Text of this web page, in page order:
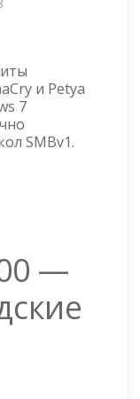
и Petya
7
SMBv1.
—